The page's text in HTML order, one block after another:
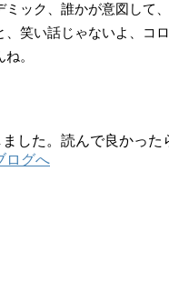
ック、誰かが意図して
、笑い話じゃないよ、コ
。
した。読んで良かった